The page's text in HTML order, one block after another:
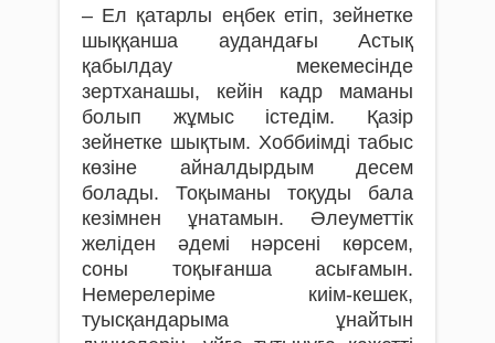
– Ел қатарлы еңбек етіп, зейнетке
шыққанша аудандағы Астық
қабылдау мекемесінде
зертханашы, кейін кадр маманы
болып жұмыс істедім. Қазір
зейнетке шықтым. Хоббиімді табыс
көзіне айналдырдым десем
болады. Тоқыманы тоқуды бала
кезімнен ұнатамын. Әлеуметтік
желіден әдемі нәрсені көрсем,
соны тоқығанша асығамын.
Немерелеріме киім-кешек,
туысқандарыма ұнайтын